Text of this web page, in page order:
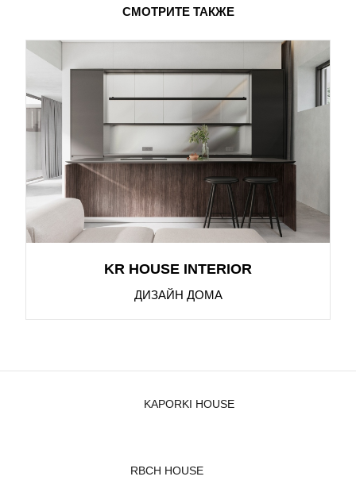
СМОТРИТЕ ТАКЖЕ
KR HOUSE INTERIOR
ДИЗАЙН ДОМА
KAPORKI HOUSE
RBCH HOUSE